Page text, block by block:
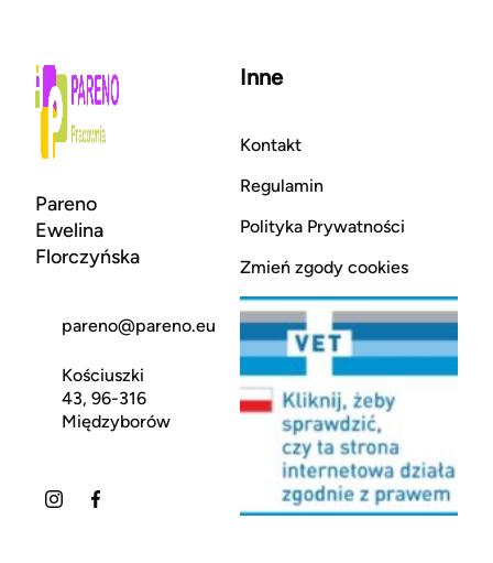
Pareno
Ewelina
Florczyńska
pareno@pareno.eu
Kościuszki
43, 96-316
Międzyborów
Inne
Kontakt
Regulamin
Polityka Prywatności
Zmień zgody cookies